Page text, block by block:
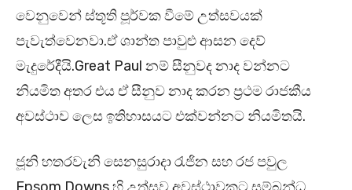
වෙනුවෙන් ස්තූති පූර්වක වීමේ උත්සවයක්
පැවැත්වෙනවා.ඒ ශාන්ත පාවුළු ආසන දෙව්
මැදුරේදීයි.Great Paul නම් සීනුවද නාද වන්නට
නියමිත අතර එය ඒ සීනුව නාද කරන ප්‍රථම රාජකීය
අවස්ථාව ලෙස ඉතිහාසයට එක්වන්නට නියමිතයි.
ජූනි හතරවැනි සෙනසුරාදා රැජින සහ රජ පවුල